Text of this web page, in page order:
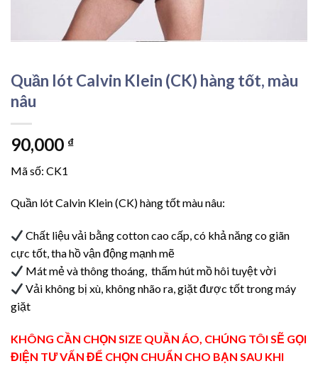
Quần lót Calvin Klein (CK) hàng tốt, màu
nâu
90,000 ₫
Mã số: CK1
Quần lót Calvin Klein (CK) hàng tốt màu nâu:
Chất liệu vải bằng cotton cao cấp, có khả năng co giãn
cực tốt, tha hồ vận động mạnh mẽ
Mát mẻ và thông thoáng, thấm hút mồ hôituyệt vời
Vải không bị xù, không nhão ra, giặt được tốt trong máy
giặt
KHÔNG CẦN CHỌN SIZE QUẦN ÁO, CHÚNG TÔI SẼ GỌI
ĐIỆN TƯ VẤN ĐỂ CHỌN CHUẨN CHO BẠN SAU KHI